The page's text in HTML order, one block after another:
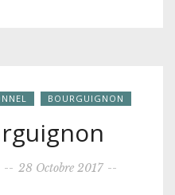
BOURGUIGNON
-- 28 Octobre 2017 --